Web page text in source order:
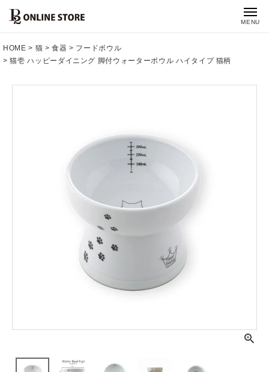
MENU
HOME 猫 食器
フードボウル
猫壱 ハッピーダイニング 脚付ウォーターボウル ハイタイプ 猫柄